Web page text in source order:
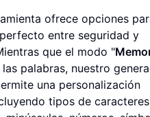
ofrece opciones
entre seguridad y
que el modo "
palabras, nuestro
una personalización
tipos de caracteres